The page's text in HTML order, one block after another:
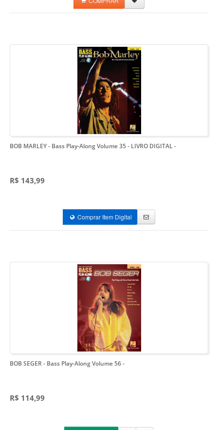
BOB MARLEY - Bass Play-Along Volume 35 - LIVRO DIGITAL-
R$ 143,99
Comprar Item Digital
BOB SEGER - Bass Play-Along Volume 56-
R$ 114,99